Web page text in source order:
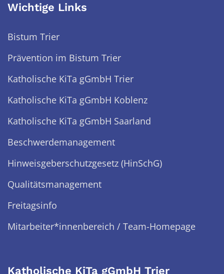
Wichtige Links
Bistum Trier
Prävention im Bistum Trier
Katholische KiTa gGmbH Trier
Katholische KiTa gGmbH Koblenz
Katholische KiTa gGmbH Saarland
Beschwerdemanagement
Hinweisgeberschutzgesetz (HinSchG)
Qualitätsmanagement
Freitagsinfo
Mitarbeiter*innenbereich / Team-Homepage
Katholische KiTa gGmbH Trier